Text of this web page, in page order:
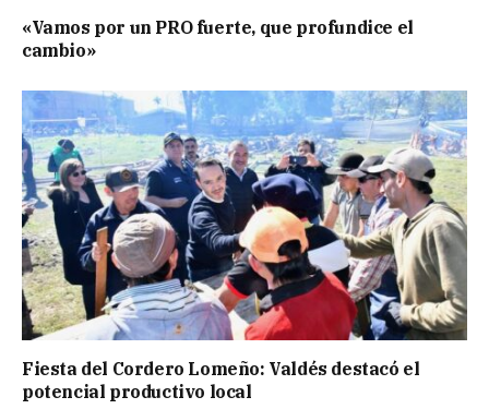
«Vamos por un PRO fuerte, que profundice el
cambio»
Fiesta del Cordero Lomeño: Valdés destacó el
potencial productivo local